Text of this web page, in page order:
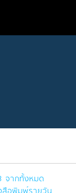
จากทั้งหมด